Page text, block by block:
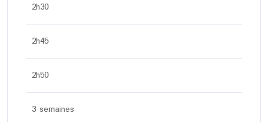
2h30
2h45
2h50
3 semaines